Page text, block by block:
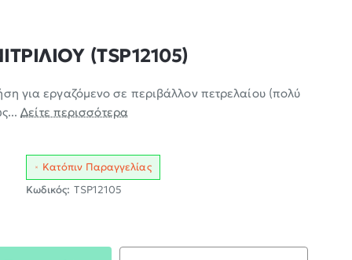
(TSP12105)
για εργαζόμενο σε περιβάλλον πετρελαίου (πολύ
Δείτε περισσότερα
Κατόπιν Παραγγελίας
Κωδικός: TSP12105